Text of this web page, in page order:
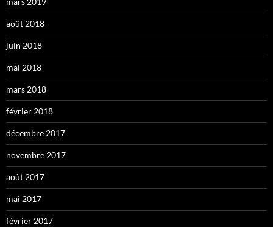
août 2018
juin 2018
mai 2018
mars 2018
février 2018
décembre 2017
novembre 2017
août 2017
mai 2017
février 2017